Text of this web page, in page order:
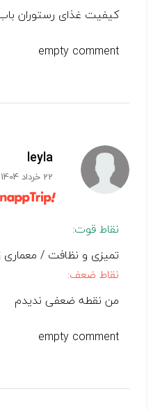
کیفیت غذای رستوران
empty comment
leyla
22 خرداد 1404
نقاط قوت:
تمیزی و نظافت / معماری
نقاط ضعف:
من نقطه ضعفی ندیدم
empty comment